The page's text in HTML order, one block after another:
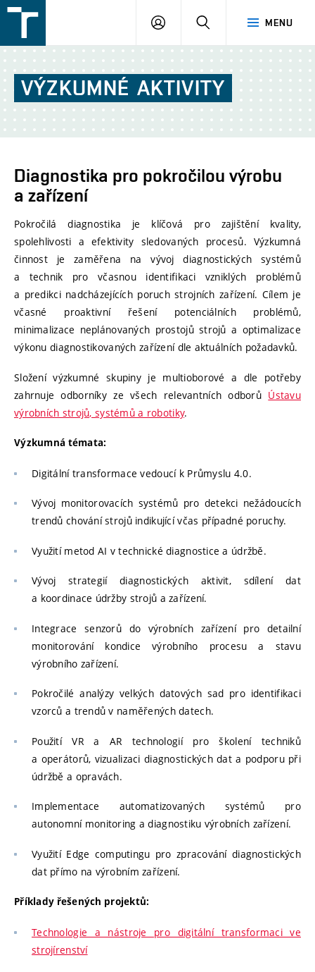
v
Brně
MENU
PŘIHLÁŠENÍ
VÝZKUMNÉ AKTIVITY
Diagnostika pro pokročilou výrobu
a zařízení
Pokročilá diagnostika je klíčová pro zajištění kvality,
spolehlivosti a efektivity sledovaných procesů. Výzkumná
činnost je zaměřena na vývoj diagnostických systémů
a technik pro včasnou identifikaci vzniklých problémů
a predikci nadcházejících poruch strojních zařízení. Cílem je
včasné proaktivní řešení potenciálních problémů,
minimalizace neplánovaných prostojů strojů a optimalizace
výkonu diagnostikovaných zařízení dle aktuálních požadavků.
Složení výzkumné skupiny je multioborové a dle potřeby
zahrnuje odborníky ze všech relevantních odborů Ústavu
výrobních strojů, systémů a robotiky.
Výzkumná témata:
Digitální transformace vedoucí k Průmyslu 4.0.
Vývoj monitorovacích systémů pro detekci nežádoucích
trendů chování strojů indikující včas případné poruchy.
Využití metod AI v technické diagnostice a údržbě.
Vývoj strategií diagnostických aktivit, sdílení dat
a koordinace údržby strojů a zařízení.
Integrace senzorů do výrobních zařízení pro detailní
monitorování kondice výrobního procesu a stavu
výrobního zařízení.
Pokročilé analýzy velkých datových sad pro identifikaci
vzorců a trendů v naměřených datech.
Použití VR a AR technologií pro školení techniků
a operátorů, vizualizaci diagnostických dat a podporu při
údržbě a opravách.
Implementace automatizovaných systémů pro
autonomní monitoring a diagnostiku výrobních zařízení.
Využití Edge computingu pro zpracování diagnostických
dat přímo na výrobním zařízení.
Příklady řešených projektů:
Technologie a nástroje pro digitální transformaci ve
strojírenství